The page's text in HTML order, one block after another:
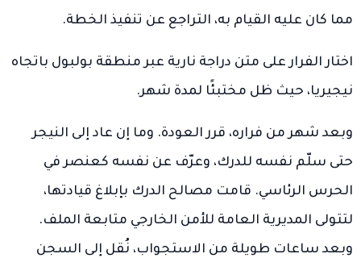
مما كان عليه القيام به، التراجع عن تنفيذ الخطة.
اختار الفرار على متن دراجة نارية عبر منطقة بولبول باتجاه
نيجيريا، حيث ظل مختبئًا لمدة شهر.
وبعد شهر من فراره، قرر العودة. وما إن عاد إلى النيجر
حتى سلّم نفسه للدرك، وعرّف عن نفسه كعنصر في
الحرس الرئاسي. قامت مصالح الدرك بإبلاغ قيادتها،
لتتولى المديرية العامة للأمن الخارجي متابعة الملف.
وبعد ساعات طويلة من الاستجواب، نُقل إلى السجن